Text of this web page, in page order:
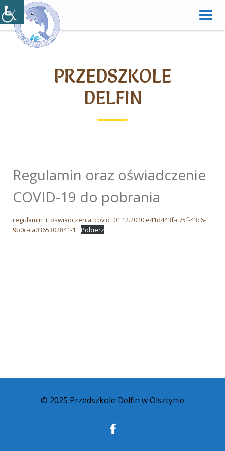
Skip
to
content
PRZEDSZKOLE
DELFIN
Regulamin oraz oświadczenie
COVID-19 do pobrania
regulamin_i_oswiadczenia_covid_01.12.2020.e41d443f-c75f-43c6-
9b0c-ca0365302841-1
Pobierz
© 2025 Przedszkole Delfin w Olsztynie